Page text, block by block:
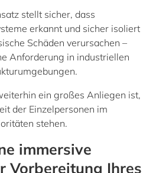
stellt sicher, dass
erkannt und sicher isoliert
Schäden verursachen –
Anforderung in industriellen
ein großes Anliegen ist,
der Einzelpersonen im
stehen.
immersive
Vorbereitung Ihres